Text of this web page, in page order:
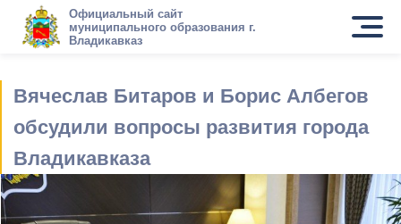
Официальный сайт
муниципального образования г.
Владикавказ
Вячеслав Битаров и Борис Албегов
обсудили вопросы развития города
Владикавказа